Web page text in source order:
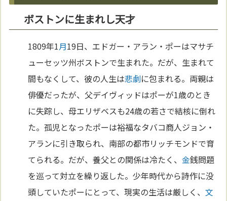
ボストンに生まれし天才
1809年1月19日、エドガー・アラン・ポーはマサチ
ューセッツ州ボストンで生まれた。だが、生まれて
間もなくして、彼の人生は悲劇に包まれる。両親は
俳優だったが、父デイヴィッドはポーが1歳のとき
に失踪し、母エリザベスも24歳の若さで結核に倒れ
た。孤児となったポーは裕福なタバコ商人ジョン・
アランに引き取られ、南部の都市リッチモンドで育
てられる。だが、養父との関係は冷たく、金銭問題
を巡って対立を繰り返した。少年時代から詩作に没
頭していたポーにとって、現実の生活は厳しく、文